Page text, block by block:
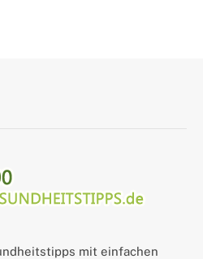
mit einfachen